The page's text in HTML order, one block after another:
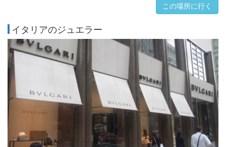
この場所に行く
イタリアのジュエラー